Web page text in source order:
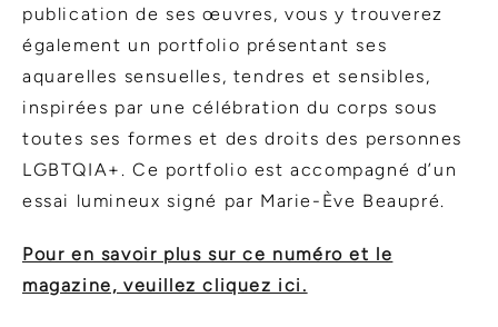
publication de ses œuvres, vous y trouverez
également un portfolio présentant ses
aquarelles sensuelles, tendres et sensibles,
inspirées par une célébration du corps sous
toutes ses formes et des droits des personnes
LGBTQIA+. Ce portfolio est accompagné d’un
essai lumineux signé par Marie-Ève Beaupré.
Pour en savoir plus sur ce numéro et le
magazine, veuillez cliquez ici.